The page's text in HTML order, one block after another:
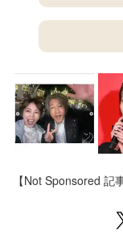
【Not Sponsored 記